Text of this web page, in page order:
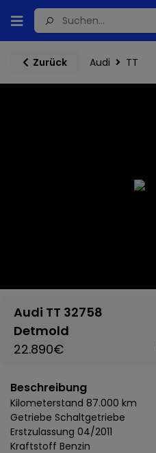
Zurück Audi TT
Audi TT 32758
Detmold
22.890€
Beschreibung
Kilometerstand 87.000 km
Getriebe Schaltgetriebe
Erstzulassung 04/2011
Kraftstoff Benzin